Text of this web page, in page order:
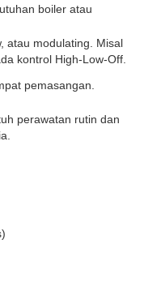
boiler atau
atau modulating. Misal
kontrol High-Low-Off.
pemasangan.
perawatan rutin dan